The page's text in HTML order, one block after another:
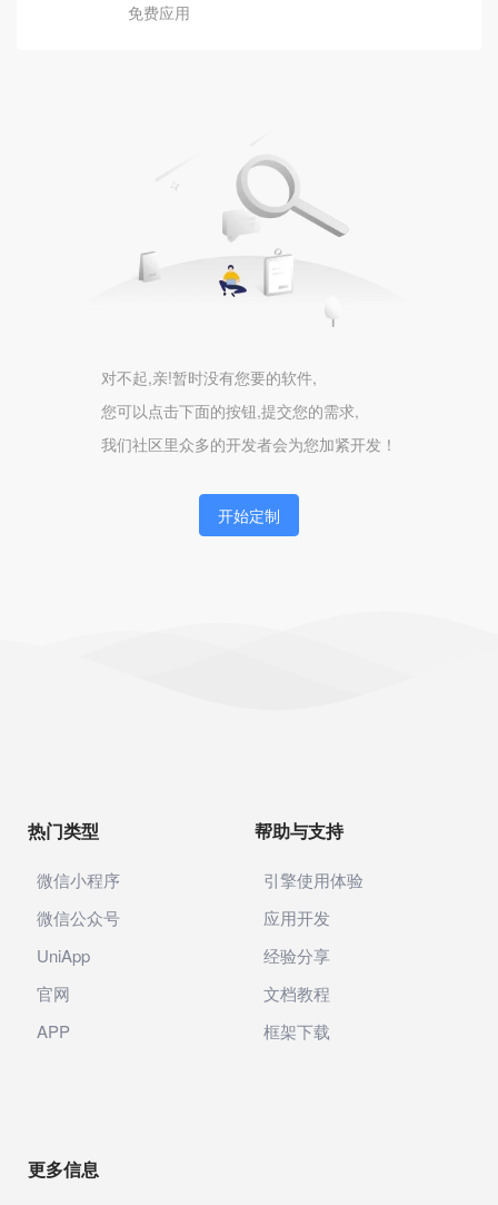
免费应用
对不起,亲!暂时没有您要的软件,
您可以点击下面的按钮,提交您的需求,
我们社区里众多的开发者会为您加紧开发！
开始定制
热门类型
微信小程序
微信公众号
UniApp
官网
APP
帮助与支持
引擎使用体验
应用开发
经验分享
文档教程
框架下载
更多信息